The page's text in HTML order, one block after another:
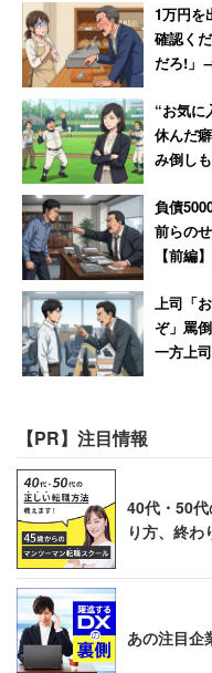
と語る。しかし、2021
2020年秋冬よりもわず
イダル会社なら平日が
動をしてみたらいいか
※アンケート概要
■実施期間
2019年12月19日～
■回答数
764 ※8月11日時点
■アンケート対象
キャリコネメルマガ会
読者、キャリコネニュ
■実施方法
アンケート集計ツール
回答ページ
https://
■質問項目
・体験した「ブラック
い。
1万円を
確認く
だろ!」
“お気に
休んだ
み倒し
負債
前らの
【前編】
上司「
ぞ」罵
一方上
【PR】注目情報
40代・50
り方、終わ
あの注目企